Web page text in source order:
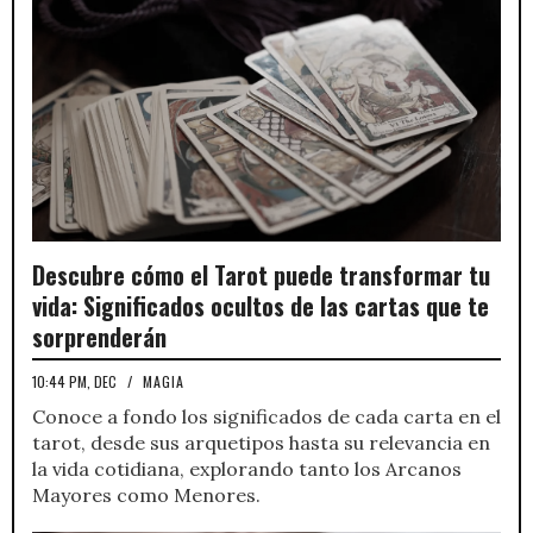
Descubre cómo el Tarot puede transformar tu
vida: Significados ocultos de las cartas que te
sorprenderán
10:44 PM, DEC / MAGIA
Conoce a fondo los significados de cada carta en el
tarot, desde sus arquetipos hasta su relevancia en
la vida cotidiana, explorando tanto los Arcanos
Mayores como Menores.